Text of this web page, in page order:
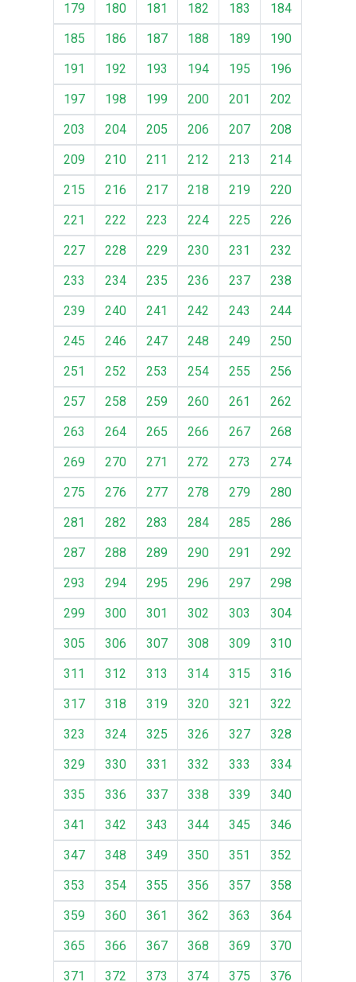
179
180 181 182 183
184
185
186 187 188 189
190
191
192 193 194 195
196
197
198 199 200 201
202
203
204 205 206 207
208
209
210 211 212 213
214
215
216 217 218 219
220
221
222 223 224 225
226
227
228 229 230 231
232
233
234 235 236 237
238
239
240 241 242 243
244
245
246 247 248 249
250
251
252 253 254 255
256
257
258 259 260 261
262
263
264 265 266 267
268
269
270 271 272 273
274
275
276 277 278 279
280
281
282 283 284 285
286
287
288 289 290 291
292
293
294 295 296 297
298
299
300 301 302 303
304
305
306 307 308 309
310
311
312 313 314 315
316
317
318 319 320 321
322
323
324 325 326 327
328
329
330 331 332 333
334
335
336 337 338 339
340
341
342 343 344 345
346
347
348 349 350 351
352
353
354 355 356 357
358
359
360 361 362 363
364
365
366 367 368 369
370
371
372 373 374 375 376